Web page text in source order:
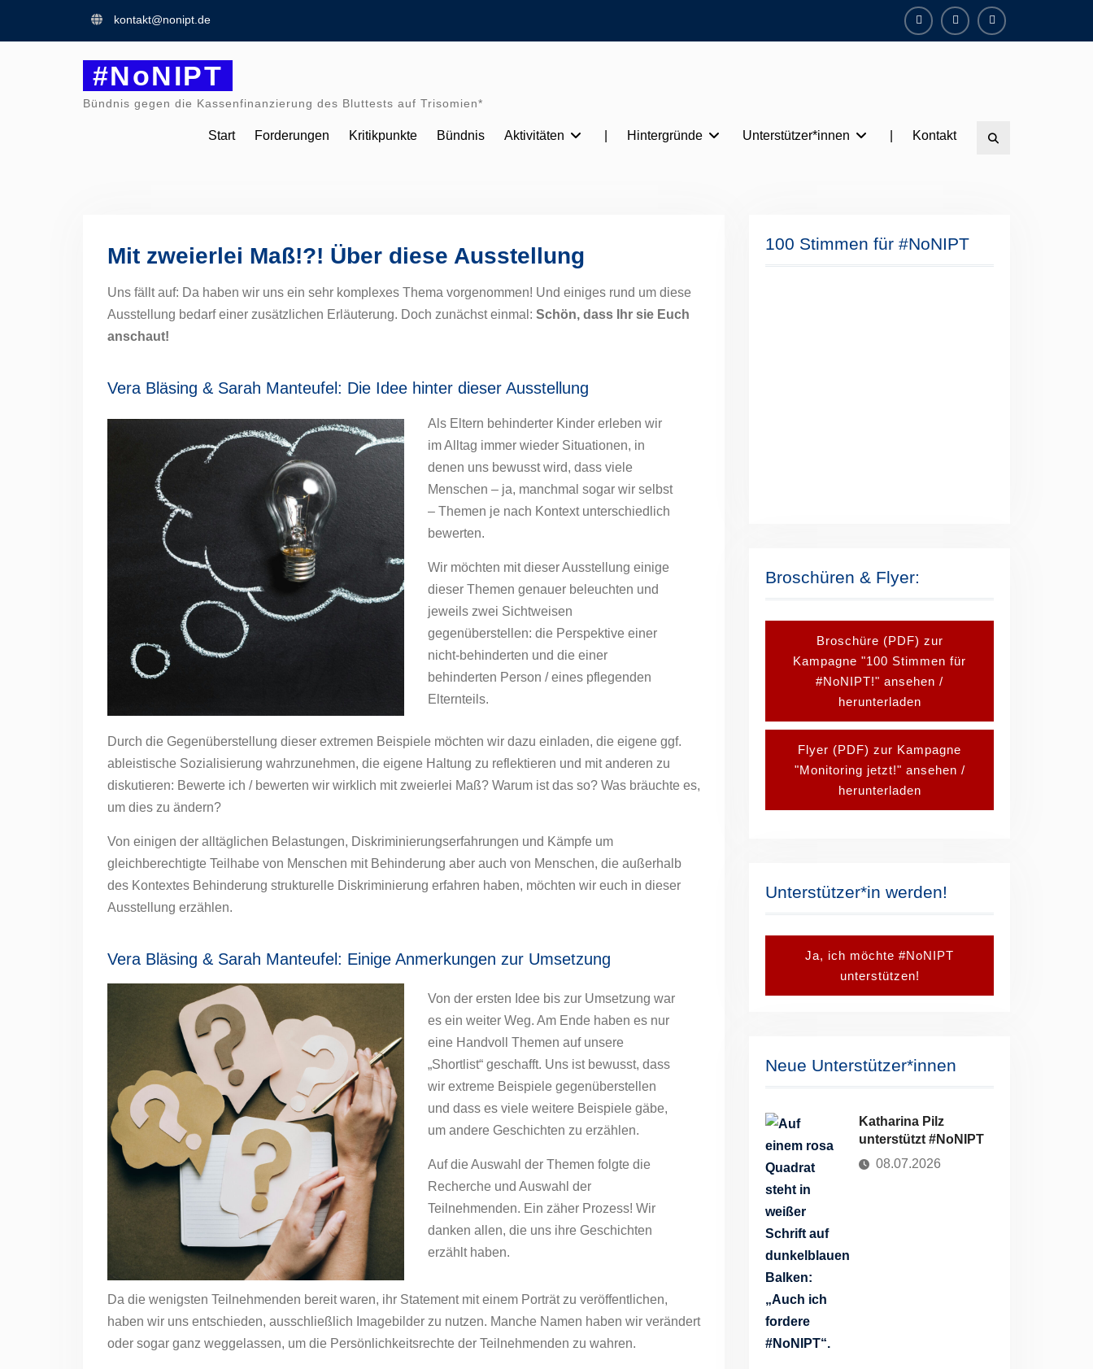
kontakt@nonipt.de
FacebookInstagram
Twitter
#NoNIPT
Bündnis gegen die Kassenfinanzierung des Bluttests auf Trisomien*
Start Forderungen Kritikpunkte Bündnis Aktivitäten Hintergründe Unterstützer*innen Kontakt
Mit zweierlei Maß!?! Über diese Ausstellung
Uns fällt auf: Da haben wir uns ein sehr komplexes Thema vorgenommen! Und einiges rund um diese
Ausstellung bedarf einer zusätzlichen Erläuterung. Doch zunächst einmal: Schön, dass Ihr sie Euch
anschaut!
Vera Bläsing & Sarah Manteufel: Die Idee hinter dieser Ausstellung
Als Eltern behinderter Kinder erleben wir
im Alltag immer wieder Situationen, in
denen uns bewusst wird, dass viele
Menschen – ja, manchmal sogar wir selbst
– Themen je nach Kontext unterschiedlich
bewerten.
Wir möchten mit dieser Ausstellung einige
dieser Themen genauer beleuchten und
jeweils zwei Sichtweisen
gegenüberstellen: die Perspektive einer
nicht-behinderten und die einer
behinderten Person / eines pflegenden
Elternteils.
Durch die Gegenüberstellung dieser extremen Beispiele möchten wir dazu einladen, die eigene ggf.
ableistische Sozialisierung wahrzunehmen, die eigene Haltung zu reflektieren und mit anderen zu
diskutieren: Bewerte ich / bewerten wir wirklich mit zweierlei Maß? Warum ist das so? Was bräuchte es,
um dies zu ändern?
Von einigen der alltäglichen Belastungen, Diskriminierungserfahrungen und Kämpfe um
gleichberechtigte Teilhabe von Menschen mit Behinderung aber auch von Menschen, die außerhalb
des Kontextes Behinderung strukturelle Diskriminierung erfahren haben, möchten wir euch in dieser
Ausstellung erzählen.
Vera Bläsing & Sarah Manteufel: Einige Anmerkungen zur Umsetzung
Von der ersten Idee bis zur Umsetzung war
es ein weiter Weg. Am Ende haben es nur
eine Handvoll Themen auf unsere
„Shortlist“ geschafft. Uns ist bewusst, dass
wir extreme Beispiele gegenüberstellen
und dass es viele weitere Beispiele gäbe,
um andere Geschichten zu erzählen.
Auf die Auswahl der Themen folgte die
Recherche und Auswahl der
Teilnehmenden. Ein zäher Prozess! Wir
danken allen, die uns ihre Geschichten
erzählt haben.
Da die wenigsten Teilnehmenden bereit waren, ihr Statement mit einem Porträt zu veröffentlichen,
haben wir uns entschieden, ausschließlich Imagebilder zu nutzen. Manche Namen haben wir verändert
oder sogar ganz weggelassen, um die Persönlichkeitsrechte der Teilnehmenden zu wahren.
100 Stimmen für #NoNIPT
Broschüren & Flyer:
Broschüre (PDF) zur
Kampagne "100 Stimmen für
#NoNIPT!" ansehen /
herunterladen
Flyer (PDF) zur Kampagne
"Monitoring jetzt!" ansehen /
herunterladen
Unterstützer*in werden!
Ja, ich möchte #NoNIPT
unterstützen!
Neue Unterstützer*innen
Katharina Pilz
unterstützt #NoNIPT
08.07.2026